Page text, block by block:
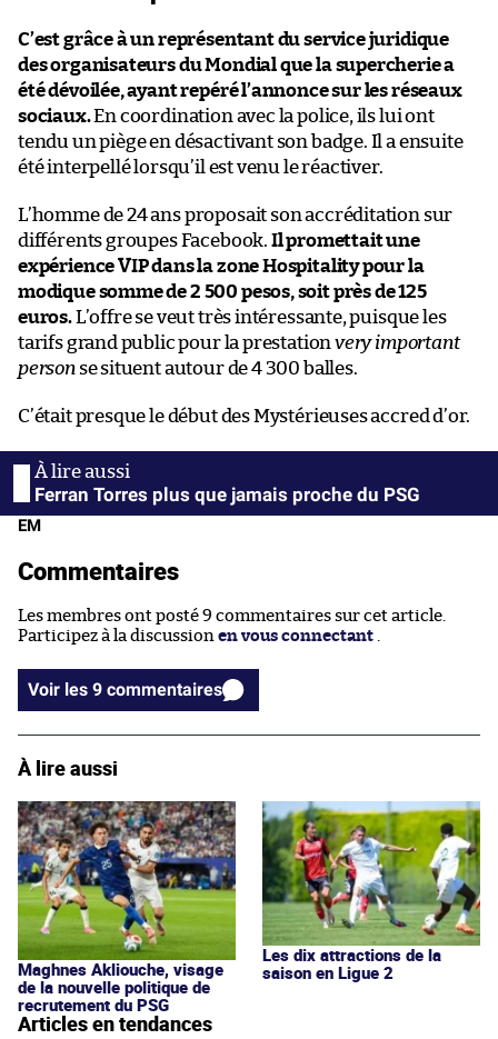
C’est grâce à un représentant du service juridique
des organisateurs du Mondial que la supercherie a
été dévoilée, ayant repéré l’annonce sur les réseaux
sociaux.En coordination avec la police, ils lui ont
tendu un piège en désactivant son badge. Il a ensuite
été interpellé lorsqu’il est venu le réactiver.
L’homme de 24 ans proposait son accréditation sur
différents groupes Facebook. Il promettait une
expérience VIP dans la zone Hospitality pour la
modique somme de 2 500 pesos, soit près de 125
euros.L’offre se veut très intéressante, puisque les
tarifs grand public pour la prestation very important
personse situent autour de 4 300 balles.
C’était presque le début des Mystérieuses accred d’or.
Ferran Torres plus que jamais proche du PSG
EM
Commentaires
Les membres ont posté 9 commentaires sur cet article.
Participez à la discussion en vous connectant
Voir les 9 commentaires
À lire aussi
Maghnes Akliouche, visage
de la nouvelle politique de
recrutement du PSG
Les dix attractions de la
saison en Ligue 2
Articles en tendances